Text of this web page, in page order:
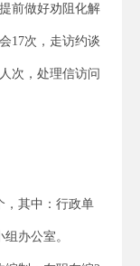
前做好劝阻化解
17次，走访约谈
次，处理信访问
，其中：行政单
办公室。